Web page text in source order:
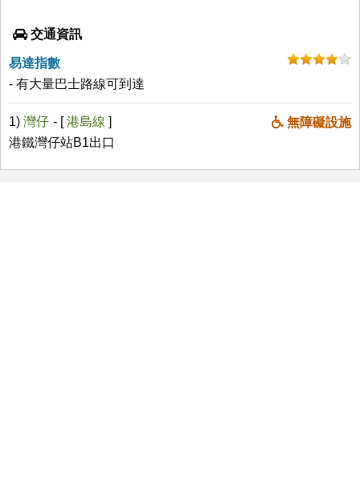
交通資訊
易達指數
- 有大量巴士路線可到達
1) 灣仔 無障礙設施
- [港島線 ]
港鐵灣仔站B1出口